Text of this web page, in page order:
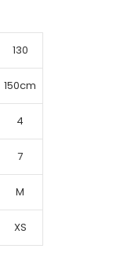
130
150cm
4
7
M
XS